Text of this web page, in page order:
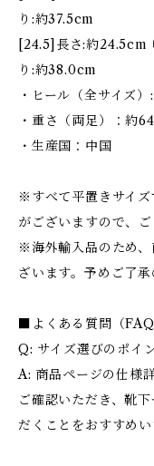
り:約37.5cm
[24.5]長さ:約24.5cm
り:約38.0cm
・ヒール（全サイズ
・重さ（両足）：約
・生産国：中国
※すべて平置きサイ
がございますので、ご
※海外輸入品のため
ざいます。予めご了
■よくある質問（FAQ
Q: サイズ選びのポイ
A: 商品ページの仕様
ご確認いただき、靴
だくことをおすすめい